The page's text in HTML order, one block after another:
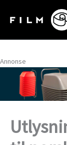
rett
innholdet
Annonse